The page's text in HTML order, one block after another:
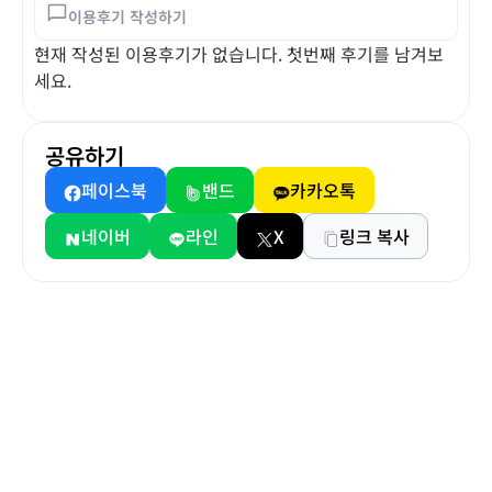
이용후기 작성하기
현재 작성된 이용후기가 없습니다. 첫번째 후기를 남겨보
세요.
공유하기
페이스북 밴드
카카오톡
네이버
라인 X 링크 복사